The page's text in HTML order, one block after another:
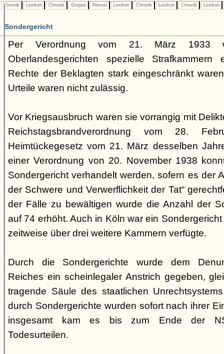
Chronik Lexikon Chronik Gruppe Person Lexikon Chronik Lexikon Chronik Lexikon
Sondergericht
Per Verordnung vom 21. März 1933
Oberlandesgerichten spezielle
Rechte der Beklagten stark eingeschränkt
Urteile waren nicht zulässig.
Vor Kriegsausbruch waren sie vorrangig mit
Reichstagsbrandverordnung vom 28.
Heimtückegesetz vom 21. März desselben
einer Verordnung von 20. November 1938
Sondergericht verhandelt werden, sofern es der
der Schwere und Verwerflichkeit der Tat“
der Fälle zu bewältigen wurde die Anzahl der
auf 74 erhöht. Auch in Köln war ein
zeitweise über drei weitere Kammern verfügte.
Durch die Sondergerichte wurde dem
Reiches ein scheinlegaler Anstrich gegeben,
tragende Säule des staatlichen
durch Sondergerichte wurden sofort nach ihrer
insgesamt kam es bis zum Ende der
Todesurteilen.